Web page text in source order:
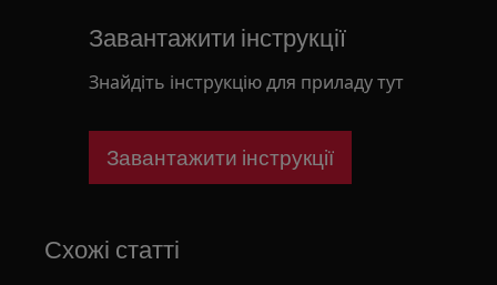
Завантажити інструкції
Знайдіть інструкцію для приладу тут
Завантажити інструкції
Схожі статті